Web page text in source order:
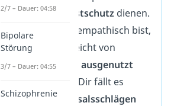
auch deinemSelbstschutzdienen.
Wenn du weniger empathisch bist,
wirst du nicht so leicht von
anderen Personen ausgenutzt
. Dir fällt es
leichter mitSchicksalsschlägen
2/7 – Dauer: 04:58
Bipolare
Störung
3/7 – Dauer: 04:55
Schizophrenie